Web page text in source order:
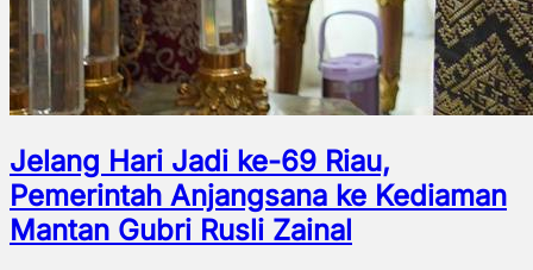
Jelang Hari Jadi ke-69 Riau,
Pemerintah Anjangsana ke Kediaman
Mantan Gubri Rusli Zainal